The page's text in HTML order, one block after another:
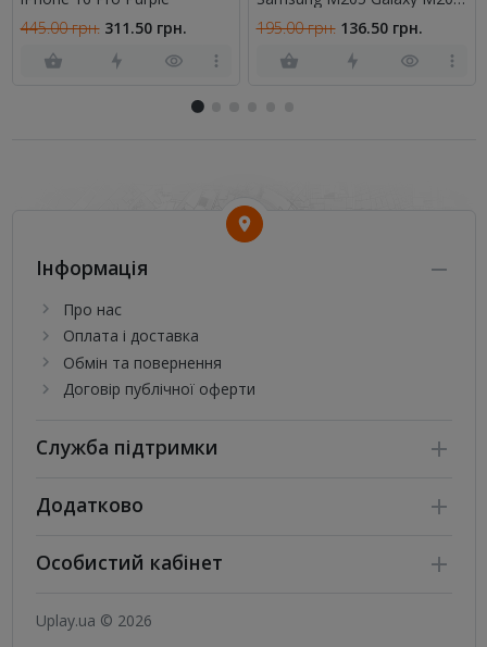
445.00 грн. 311.50 грн. 195.00 грн. 136.50 грн.
Інформація
Про нас
Оплата і доставка
Обмін та повернення
Договір публічної оферти
Служба підтримки
Додатково
Особистий кабінет
Uplay.ua © 2026